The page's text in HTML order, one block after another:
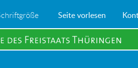
Seite vorlesen